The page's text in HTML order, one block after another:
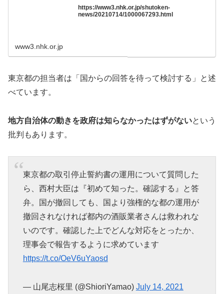
https://www3.nhk.or.jp/shutoken-
news/20210714/1000067293.html
www3.nhk.or.jp
東京都の担当者は「国からの回答を待って検討する」と述
べています。
地方自治体の動きを政府は知らなかったはずがないという
批判もあります。
東京都の取引停止誓約書の運用について質問した
ら、西村大臣は『初めて知った。確認する』と答
弁。国が撤回しても、国より強権的な都の運用が
撤回されなければ都内の酒販業者さんは救われな
いのです。確認した上でどんな対応をとったか、
理事会で報告するように求めています
https://t.co/OeV6uYaosd
— 山尾志桜里 (@ShioriYamao) July 14, 2021